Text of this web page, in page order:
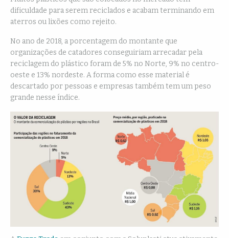
dificuldade para serem reciclados e acabam terminando em
aterros ou lixões como rejeito.
No ano de 2018, a porcentagem do montante que
organizações de catadores conseguiriam arrecadar pela
reciclagem do plástico foram de 5% no Norte, 9% no centro-
oeste e 13% nordeste. A forma como esse material é
descartado por pessoas e empresas também tem um peso
grande nesse índice.